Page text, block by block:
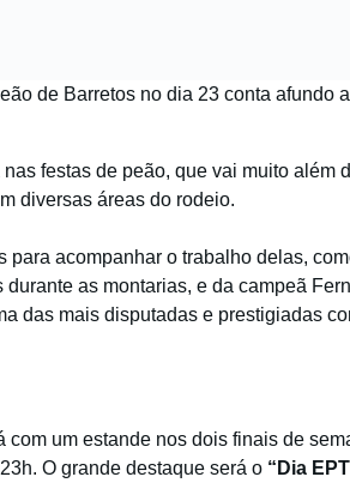
de Barretos no dia 23 conta afundo
festas de peão, que vai muito além
diversas áreas do rodeio.
para acompanhar o trabalho delas,
as montarias, e da campeã
das mais disputadas e prestigiadas
um estande nos dois finais de
O grande destaque será o “Dia